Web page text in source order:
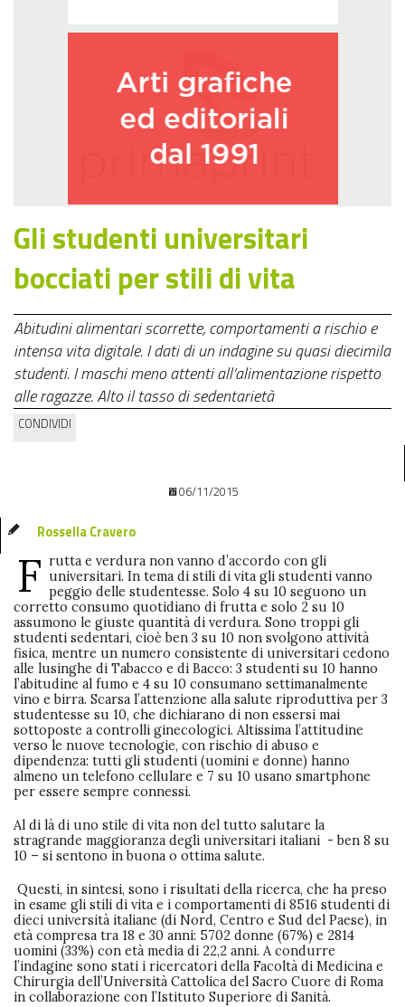
Gli studenti universitari
bocciati per stili di vita
Abitudini alimentari scorrette, comportamenti a rischio e
intensa vita digitale. I dati di un indagine su quasi diecimila
studenti. I maschi meno attenti all’alimentazione rispetto
alle ragazze. Alto il tasso di sedentarietà
CONDIVIDI
06/11/2015
Rossella Cravero
F rutta e verdura non vanno d’accordo con gli
universitari. In tema di stili di vita gli studenti vanno
peggio delle studentesse. Solo 4 su 10 seguono un
corretto consumo quotidiano di frutta e solo 2 su 10
assumono le giuste quantità di verdura. Sono troppi gli
studenti sedentari, cioè ben 3 su 10 non svolgono attività
fisica, mentre un numero consistente di universitari cedono
alle lusinghe di Tabacco e di Bacco: 3 studenti su 10 hanno
l’abitudine al fumo e 4 su 10 consumano settimanalmente
vino e birra. Scarsa l’attenzione alla salute riproduttiva per 3
studentesse su 10, che dichiarano di non essersi mai
sottoposte a controlli ginecologici. Altissima l’attitudine
verso le nuove tecnologie, con rischio di abuso e
dipendenza: tutti gli studenti (uomini e donne) hanno
almeno un telefono cellulare e 7 su 10 usano smartphone
per essere sempre connessi.
Al di là di uno stile di vita non del tutto salutare la
stragrande maggioranza degli universitari italiani - ben 8 su
10 – si sentono in buona o ottima salute.
Questi, in sintesi, sono i risultati della ricerca, che ha preso
in esame gli stili di vita e i comportamenti di 8516 studenti di
dieci università italiane (di Nord, Centro e Sud del Paese), in
età compresa tra 18 e 30 anni: 5702 donne (67%) e 2814
uomini (33%) con età media di 22,2 anni. A condurre
l’indagine sono stati i ricercatori della Facoltà di Medicina e
Chirurgia dell’Università Cattolica del Sacro Cuore di Roma
in collaborazione con l’Istituto Superiore di Sanità.